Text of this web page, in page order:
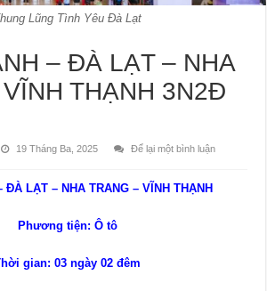
Lũng Tình Yêu Đà Lạt
– ĐÀ LẠT – NHA
THẠNH 3N2Đ
19 Tháng Ba, 2025
Để lại một bình luận
LẠT – NHA TRANG – VĨNH THẠNH
Phương tiện: Ô tô
gian: 03 ngày 02 đêm